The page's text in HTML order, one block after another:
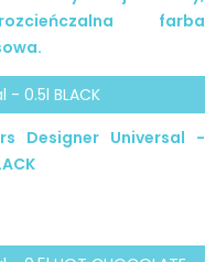
farba
- 0.5l BLACK
Designer Universal -